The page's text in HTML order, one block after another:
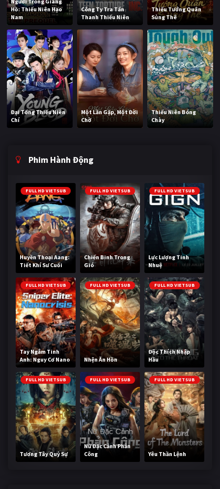
Hồ: Thiếu Niên Hạo
Nam
Công Ty Tra Tấn
Thanh Thiếu Niên
Thiếu Tướng Quân
Sủng Thê
Đại Tống Thiếu Niên
Chí
Một Lần Gặp, Một Đời
Chờ
Thiếu Niên Bóng
Chày
Phim Hành Động
FULL HD VIETSUB
Huyền Thoại Aang:
Tiết Khí Sư Cuối
Cùng
FULL HD VIETSUB
Chiến Binh Trong
Gió
FULL HD VIETSUB
Lực Lượng Tinh
Nhuệ
FULL HD VIETSUB
Tay Ngắm Tinh
Anh: Nguy Cơ Nano
FULL HD VIETSUB
Nhện Ăn Hồn
FULL HD VIETSUB
Độc Thích Nhập
Hầu
FULL HD VIETSUB
Tương Tây Quỷ Sự
FULL HD VIETSUB
Nữ Đặc Cảnh Phản
Công
FULL HD VIETSUB
Yêu Thần Lệnh